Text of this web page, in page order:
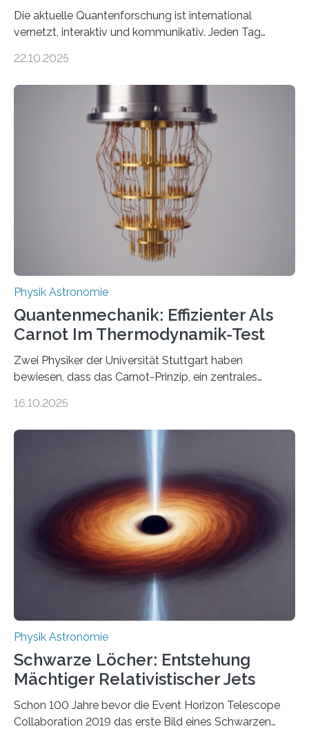
Die aktuelle Quantenforschung ist international
vernetzt, interaktiv und kommunikativ. Jeden Tag
oft von Autor*innen, die eng zusammenarbeiten. Neue
werden schnell weiterentwickelt. Dies ist der Alltag in
der Forschung der Quantentheorie, die dieses Jahr 100
Jahre alt geworden ist, weshalb die UNESCO 2025 zum
Internationalen Jahr der Quantenwissenschaft und -
technologie ausgerufen hat. Doch nun hat eine
internationale Forschungsgruppe um den
22.10.2025
Physik Astronomie
Quantenmechanik: Effizienter Als
Carnot Im Thermodynamik-Test
Zwei Physiker der Universität Stuttgart haben
bewiesen, dass das Carnot-Prinzip, ein zentrales
Größenordnung von Atomen gilt, deren physikalische
Quantenmotoren voranbringen. Das
Wissenschaftsjournal Science Advances veröffentlichte
die Herleitung. (DOI: 10.1126/sciadv.adw8462)
Verbrennungsmotoren oder Dampfturbinen sind
Wärmekraftmaschinen: Sie wandeln thermische
Energie in mechanische Bewegung um – oder anders
ausgedrückt, Wärme in Bewegung. In
quantenmechanischen Experimenten ist es in den…
16.10.2025
Physik Astronomie
Schwarze Löcher: Entstehung
Mächtiger Relativistischer Jets
Schon 100 Jahre bevor die Event Horizon Telescope
Collaboration 2019 das erste Bild eines Schwarzen